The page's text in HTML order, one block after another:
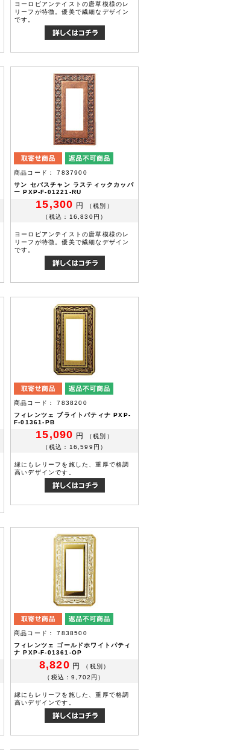
ヨーロピアンテイストの唐草模様のレ
リーフが特徴。優美で繊細なデザイン
です。
商品コード： 7837900
サン セバスチャン ラスティックカッパ
ー PXP-F-01221-RU
15,300 円
（税別）
（税込：16,830円）
ヨーロピアンテイストの唐草模様のレ
リーフが特徴。優美で繊細なデザイン
です。
商品コード： 7838200
フィレンツェ ブライトパティナ PXP-
F-01361-PB
15,090 円
（税別）
（税込：16,599円）
縁にもレリーフを施した、重厚で格調
高いデザインです。
商品コード： 7838500
フィレンツェ ゴールドホワイトパティ
ナ PXP-F-01361-OP
8,820 円
（税別）
（税込：9,702円）
縁にもレリーフを施した、重厚で格調
高いデザインです。